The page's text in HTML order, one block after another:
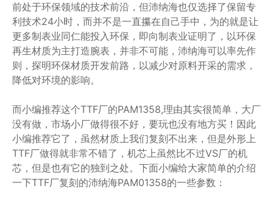
前处于环保领域的技术前沿，但沛纳海也仅选择了保留专
利技术24小时，而并不是一直攥在自己手中，为的就是让
更多制表业同仁能投入环保，即向制表业证明了，以环保
再生材质为主打造腕表，并非不可能，沛纳海可以率先作
则，探明环保材质开发前路，以减少对原料开采的需求，
降低对环境的影响。
而小编推荐这个TTF厂的PAM1358,理由其实很简单，大厂
没有做，市场小厂做得很不好，要玩也没有地方买！因此
小编推荐它了，虽然材质上我们复刻不出来，但是外形上
TTF厂做得就非常不错了，机芯上虽然比不过VS厂的机
芯，但是也有它的独到之处。下面小编给大家简单的介绍
一下TTF厂复刻的沛纳海PAM01358的一些参数：